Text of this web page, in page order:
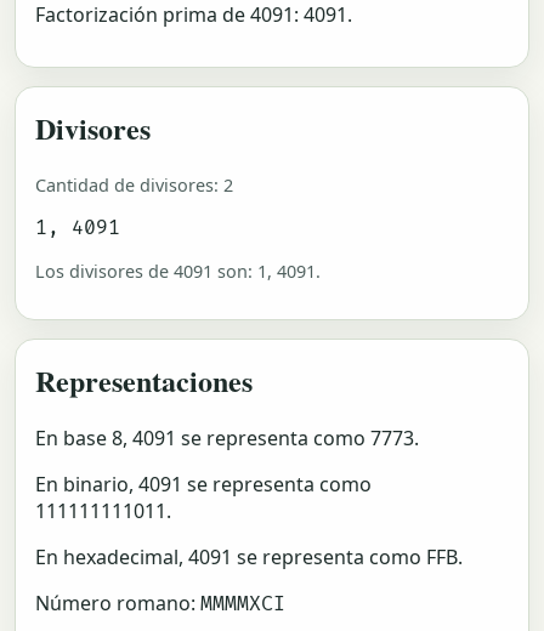
Factorización prima de 4091: 4091.
Divisores
Cantidad de divisores: 2
1, 4091
Los divisores de 4091 son: 1, 4091.
Representaciones
En base 8, 4091 se representa como 7773.
En binario, 4091 se representa como
111111111011.
En hexadecimal, 4091 se representa como FFB.
Número romano: MMMMXCI